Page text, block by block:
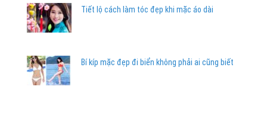
Tiết lộ cách làm tóc đẹp khi mặc áo dài
Bí kíp mặc đẹp đi biển không phải ai cũng biết